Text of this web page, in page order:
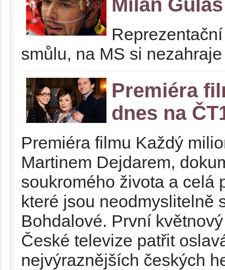
Milan
smůlu, na MS si
Premiéra
dnes na
Premiéra filmu Každý
Martinem Dejdarem,
soukromého života a celá
které jsou neodmyslitelně
Bohdalové. První
České televize patřit
nejvýraznějších českých